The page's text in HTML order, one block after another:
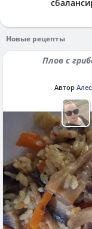
Новые рецепты
Плов с
Автор